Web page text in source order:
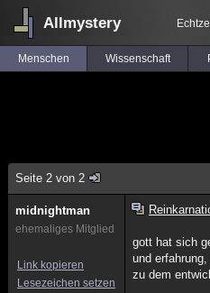
Allmystery
Menschen Wissenschaft
Seite 2 von 2
midnightman
ehemaliges Mitglied
Link kopieren
Lesezeichen setzen
gott hat sich
und
zu dem